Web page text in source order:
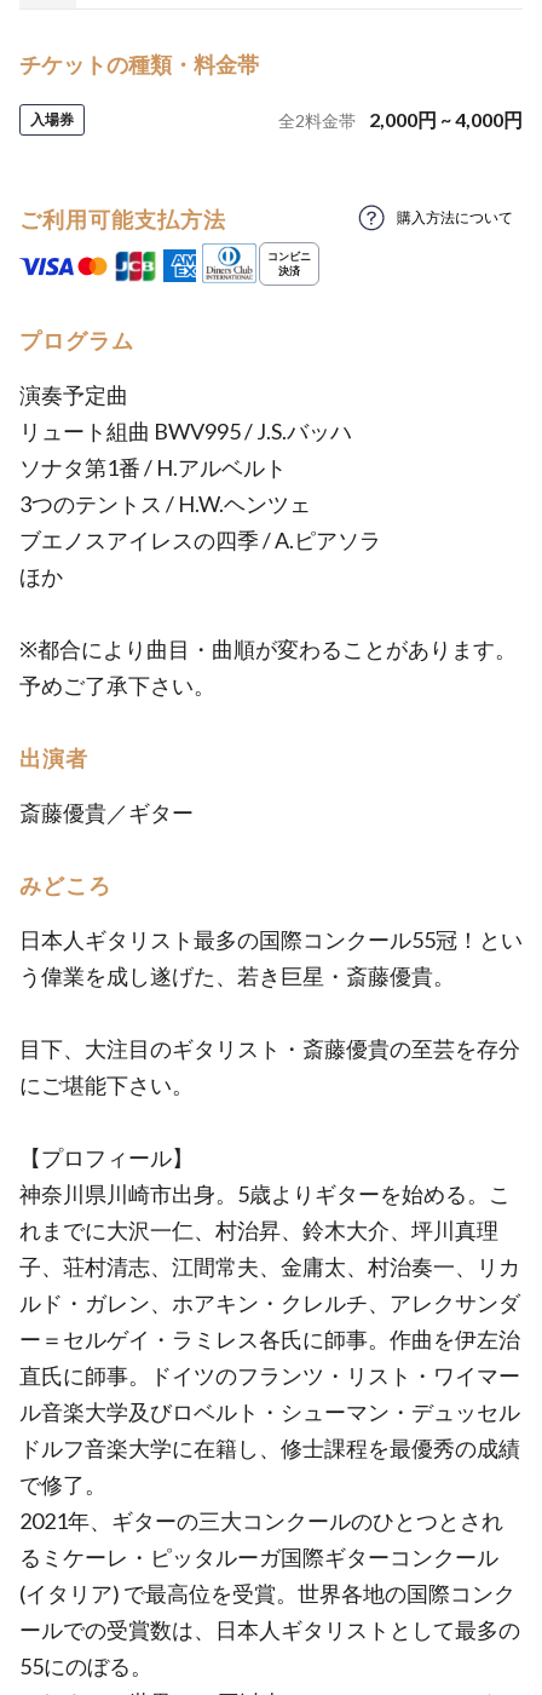
チケットの種類・料金帯
入場券 全2料金帯 2,000円 ~4,000円
ご利用可能支払方法 購入方法について
プログラム
演奏予定曲
リュート組曲 BWV995 / J.S.バッハ
ソナタ第1番 / H.アルベルト
3つのテントス / H.W.ヘンツェ
ブエノスアイレスの四季 / A.ピアソラ
ほか
※都合により曲目・曲順が変わることがあります。
予めご了承下さい。
出演者
斎藤優貴／ギター
みどころ
日本人ギタリスト最多の国際コンクール55冠！とい
う偉業を成し遂げた、若き巨星・斎藤優貴。
目下、大注目のギタリスト・斎藤優貴の至芸を存分
にご堪能下さい。
【プロフィール】
神奈川県川崎市出身。5歳よりギターを始める。こ
れまでに大沢一仁、村治昇、鈴木大介、坪川真理
子、荘村清志、江間常夫、金庸太、村治奏一、リカ
ルド・ガレン、ホアキン・クレルチ、アレクサンダ
ー＝セルゲイ・ラミレス各氏に師事。作曲を伊左治
直氏に師事。ドイツのフランツ・リスト・ワイマー
ル音楽大学及びロベルト・シューマン・デュッセル
ドルフ音楽大学に在籍し、修士課程を最優秀の成績
で修了。
2021年、ギターの三大コンクールのひとつとされ
るミケーレ・ピッタルーガ国際ギターコンクール
(イタリア) で最高位を受賞。世界各地の国際コンク
ールでの受賞数は、日本人ギタリストとして最多の
55にのぼる。